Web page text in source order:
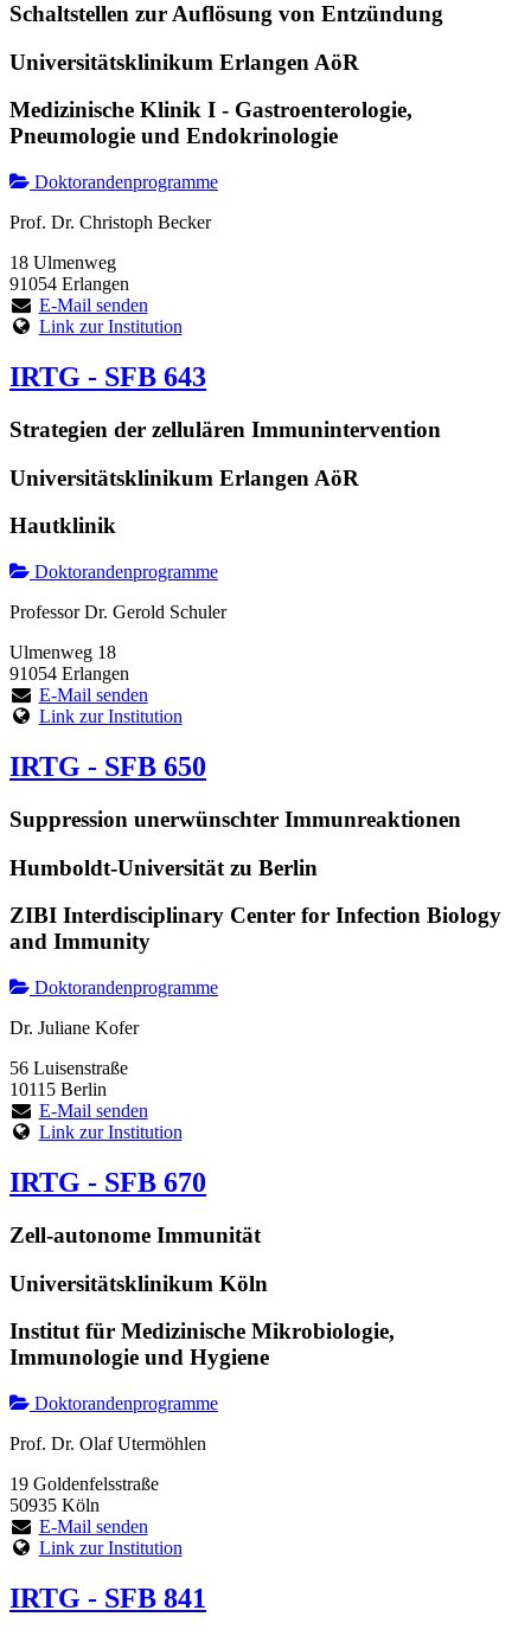
Schaltstellen zur Auflösung von Entzündung
Universitätsklinikum Erlangen AöR
Medizinische Klinik I - Gastroenterologie,
Pneumologie und Endokrinologie
Doktorandenprogramme
Prof. Dr. Christoph Becker
18 Ulmenweg
91054 Erlangen
E-Mail senden
Link zur Institution
IRTG - SFB 643
Strategien der zellulären Immunintervention
Universitätsklinikum Erlangen AöR
Hautklinik
Doktorandenprogramme
Professor Dr. Gerold Schuler
Ulmenweg 18
91054 Erlangen
E-Mail senden
Link zur Institution
IRTG - SFB 650
Suppression unerwünschter Immunreaktionen
Humboldt-Universität zu Berlin
ZIBI Interdisciplinary Center for Infection Biology
and Immunity
Doktorandenprogramme
Dr. Juliane Kofer
56 Luisenstraße
10115 Berlin
E-Mail senden
Link zur Institution
IRTG - SFB 670
Zell-autonome Immunität
Universitätsklinikum Köln
Institut für Medizinische Mikrobiologie,
Immunologie und Hygiene
Doktorandenprogramme
Prof. Dr. Olaf Utermöhlen
19 Goldenfelsstraße
50935 Köln
E-Mail senden
Link zur Institution
IRTG - SFB 841